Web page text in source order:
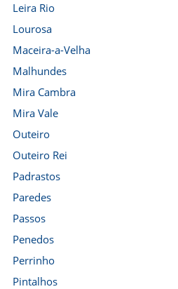
Leira Rio
Lourosa
Maceira-a-Velha
Malhundes
Mira Cambra
Mira Vale
Outeiro
Outeiro Rei
Padrastos
Paredes
Passos
Penedos
Perrinho
Pintalhos